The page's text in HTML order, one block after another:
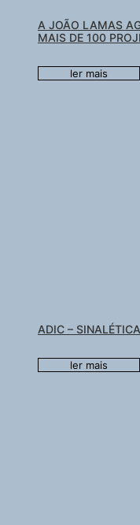
A JOÃO LAMAS
MAIS DE 100
ler mais
ADIC – SINALÉTICA
ler mais